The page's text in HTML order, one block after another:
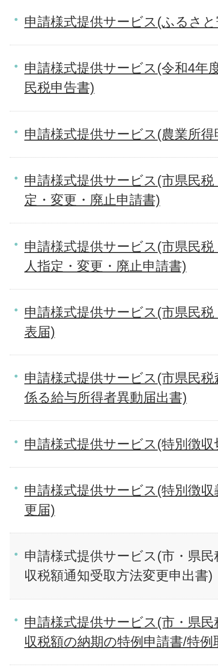
申請様式提供サービス(ふるさ
申請様式提供サービス(令和4年
民税申告書)
申請様式提供サービス(農業所得
申請様式提供サービス(市県民
定・変更・廃止申請書)
申請様式提供サービス(市県民
人指定・変更・廃止申請書)
申請様式提供サービス(市県民
表届)
申請様式提供サービス(市県民
係る給与所得者異動届出書)
申請様式提供サービス(特別徴
申請様式提供サービス(特別徴
更届)
申請様式提供サービス(市・県
収税額通知受取方法変更申出書)
申請様式提供サービス(市・県
収税額の納期の特例申請書/特例